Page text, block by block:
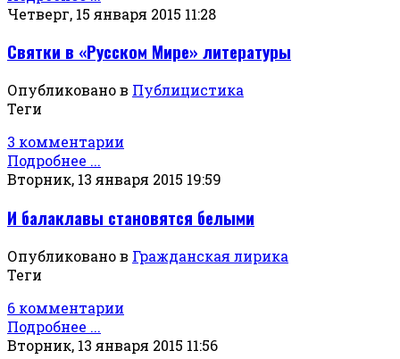
Четверг, 15 января 2015 11:28
Святки в «Русском Мире» литературы
Опубликовано в Публицистика
Теги
3 комментарии
Подробнее ...
Вторник, 13 января 2015 19:59
И балаклавы становятся белыми
Опубликовано в Гражданская лирика
Теги
6 комментарии
Подробнее ...
Вторник, 13 января 2015 11:56